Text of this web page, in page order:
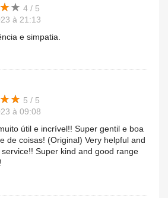
★★
★★ 4 / 5
à 21:13
e simpatia.
★★
★★ 5 / 5
à 09:08
útil e incrível!! Super gentil e boa
de coisas! (Original) Very helpful and
Super kind and good range